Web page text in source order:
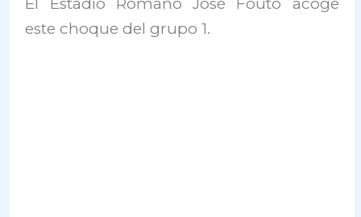
El Estadio Romano José Fouto acoge
este choque del grupo 1.